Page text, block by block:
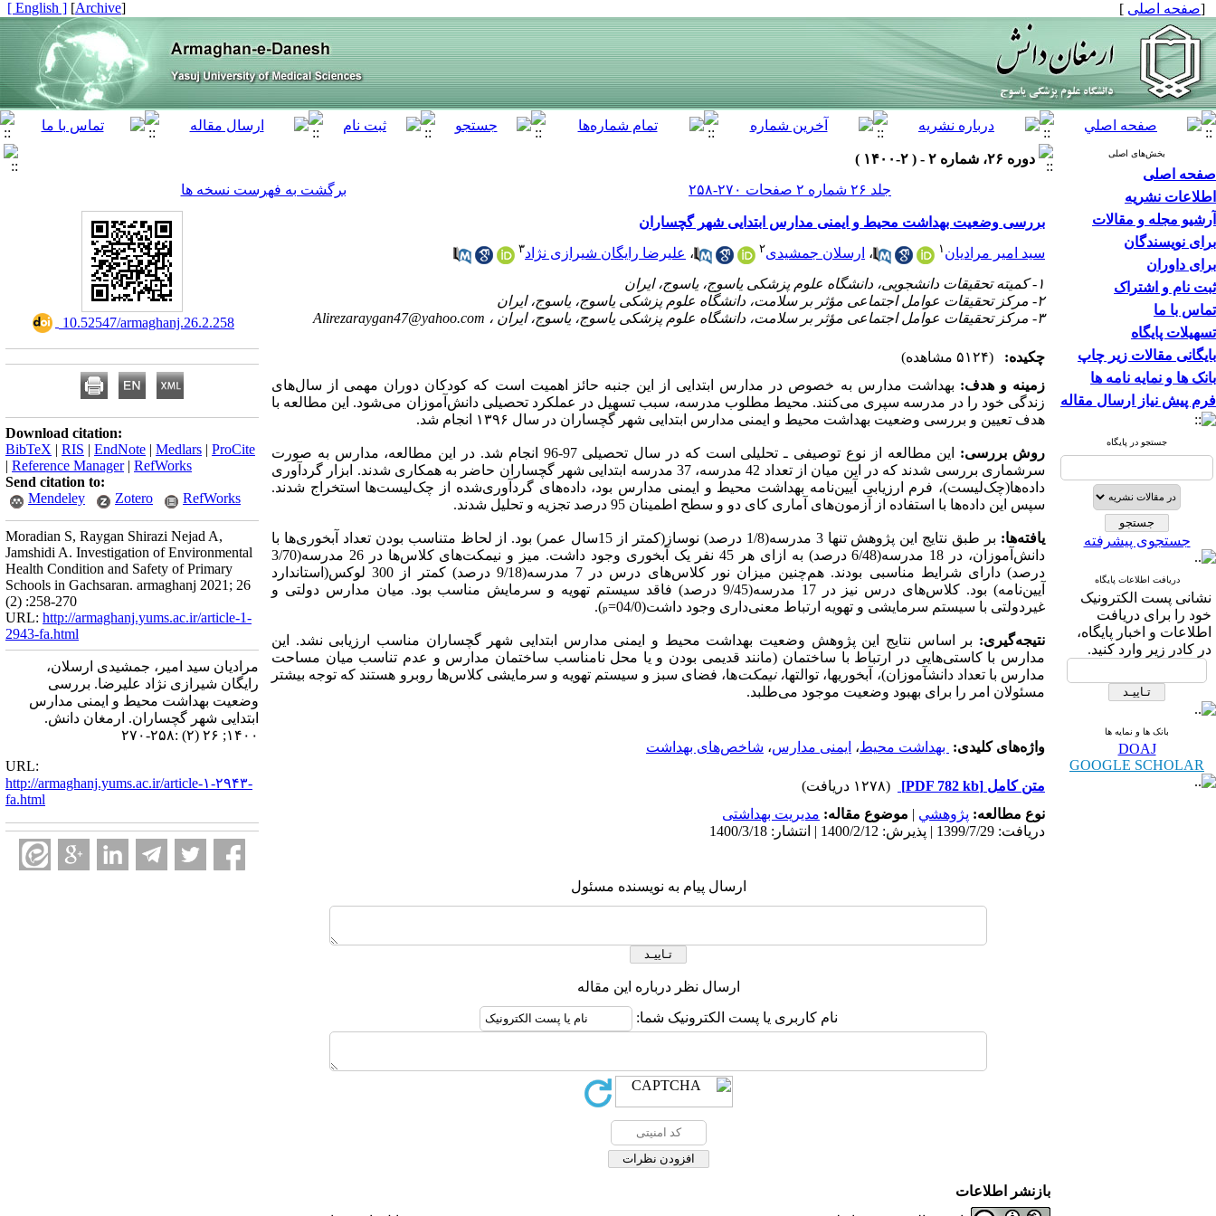
[صفحه اصلی ]
[
Archive
]
[ English ]
بخش‌های اصلی
صفحه اصلی
اطلاعات نشریه
آرشیو مجله و مقالات
برای نویسندگان
برای داوران
ثبت نام و اشتراک
تماس با ما
تسهیلات پایگاه
بایگانی مقالات زیر چاپ
بانک ها و نمایه نامه ها
فرم پیش نیاز ارسال مقاله
جستجو در پایگاه
جستجوی پیشرفته
دریافت اطلاعات پایگاه
نشانی پست الکترونیک
خود را برای دریافت
اطلاعات و اخبار پایگاه،
در کادر زیر وارد کنید.
بانک ها و نمایه ها
DOAJ
GOOGLE SCHOLAR
دوره ۲۶، شماره ۲ - ( ۲-۱۴۰۰ )
جلد ۲۶ شماره ۲ صفحات ۲۷۰-۲۵۸
برگشت به فهرست نسخه ها
بررسی وضعیت بهداشت محیط و ایمنی مدارس ابتدایی شهر گچساران
سید امیر مرادیان ۱ ، ارسلان جمشیدی۲ ، علیرضا رایگان شیرازی نژاد۳
۱- کمیته تحقیقات دانشجویی، دانشگاه علوم پزشکی یاسوج، یاسوج، ایران
۲- مرکز تحقیقات عوامل اجتماعی مؤثر بر سلامت، دانشگاه علوم پزشکی یاسوج، یاسوج، ایران
۳- مرکز تحقیقات عوامل اجتماعی مؤثر بر سلامت، دانشگاه علوم پزشکی یاسوج، یاسوج، ایران ،
Alirezaraygan47@yahoo.com
چکیده:
(۵۱۲۴ مشاهده)
زمینه و هدف: بهداشت مدارس به ‌خصوص در مدارس ابتدایی از این جنبه حائز اهمیت است که کودکان دوران مهمی از سال‌های
زندگی خود را در مدرسه سپری می‌کنند. محیط مطلوب مدرسه، سبب تسهیل در عملکرد تحصیلی دانش‌آموزان می‌شود. این مطالعه با
هدف تعیین و بررسی وضعیت بهداشت محیط و ایمنی مدارس ابتدایی شهر گچساران در سال ۱۳۹۶ انجام شد.
روش بررسی: این مطالعه از نوع توصیفی ـ تحلیلی است که در سال تحصیلی 97-96 انجام شد. در این مطالعه، مدارس به صورت
سرشماری بررسی شدند که در این میان از تعداد 42 مدرسه، 37 مدرسه ابتدایی شهر گچساران حاضر به همکاری شدند.
ابزار گردآوری
داده‌ها(چک‌لیست)، فرم ارزیابی آیین‌نامه بهداشت محیط و ایمنی مدارس بود،داده‌های گردآوری‌شده از چک‌لیست‌ها استخراج شدند.
سپس این داده‌ها با استفاده از
آزمون‌های آماری کای دو و سطح اطمینان 95 درصد تجزیه و تحلیل شدند.
یافته‌ها: بر طبق نتایج این پژوهش تنها 3 مدرسه( 1/8 درصد
) نوساز(کمتر از 15سال عمر) بود. از لحاظ متناسب بودن تعداد آبخوری‌ها با
دانش‌آموزان، در 18 مدرسه(6/48 درصد) به ازای هر 45 نفر یک آبخوری وجود داشت. میز و نیمکت‌های کلاس‌ها در 26 مدرسه(3/70
درصد) دارای شرایط مناسبی بودند. هم‌چنین میزان نور کلاس‌های درس در 7 مدرسه(9/18 درصد) کمتر از 300 لوکس(استاندارد
آیین‌نامه) بود. کلاس‌های درس نیز در 17 مدرسه(
9/45 درصد ) فاقد سیستم تهویه و سرمایش مناسب بود. میان مدارس دولتی و
غیردولتی با سیستم سرمایشی و تهویه ارتباط معنی‌داری وجود داشت(04/0=
p
).
نتیجه‌گیری: بر
اساس نتایج این پژوهش وضعیت بهداشت محیط و ایمنی مدارس ابتدایی شهر گچساران مناسب ارزیابی نشد. این
مدارس با کاستی‌هایی در ارتباط با ساختمان (مانند قدیمی بودن و یا محل نامناسب ساختمان مدارس و عدم تناسب میان مساحت
مدارس با تعداد دانش­آموزان)، آبخوری­ها، توالت­ها، نیمکتها، فضای سبز و سیستم تهویه و سرمایشی کلاس‌ها روبرو هستند که توجه بیشتر
مسئولان امر را برای بهبود وضعیت موجود می‌طلبد.
واژه‌های کلیدی: بهداشت محیط، ایمنی مدارس، شاخص‌های بهداشت
متن کامل [PDF 782 kb]
(۱۲۷۸ دریافت)
نوع مطالعه: پژوهشي | موضوع مقاله: مدیریت بهداشتی
دریافت: 1399/7/29 | پذیرش: 1400/2/12 | انتشار: 1400/3/18
ارسال پیام به نویسنده مسئول
ارسال نظر درباره این مقاله
نام کاربری یا پست الکترونیک شما:
‎ 10.52547/armaghanj.26.2.258
Download citation:
BibTeX | RIS | EndNote | Medlars | ProCite
| Reference Manager| RefWorks
Send citation to:
Mendeley
Zotero RefWorks
Moradian S, Raygan Shirazi Nejad A,
Jamshidi A. Investigation of Environmental
Health Condition and Safety of Primary
Schools in Gachsaran. armaghanj 2021; 26
(2) :258-270
URL: http://armaghanj.yums.ac.ir/article-1-
2943-fa.html
مرادیان سید امیر، جمشیدی ارسلان،
رایگان شیرازی نژاد علیرضا. بررسی
وضعیت بهداشت محیط و ایمنی مدارس
ابتدایی شهر گچساران. ارمغان دانش.
۱۴۰۰; ۲۶ (۲) :۲۵۸-۲۷۰
URL:
http://armaghanj.yums.ac.ir/article-۱-۲۹۴۳-
fa.html
بازنشر اطلاعات